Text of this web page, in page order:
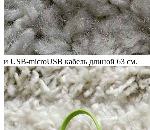
и USB-microUSB кабель длиной 63 см.